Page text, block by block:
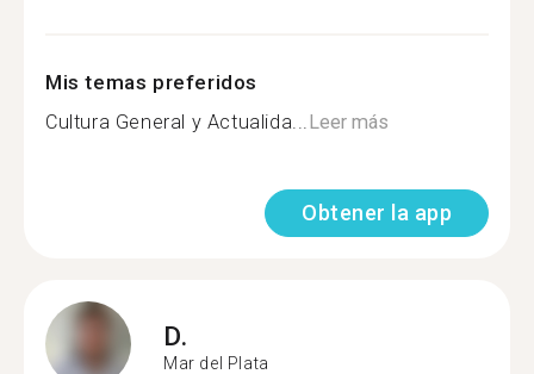
Mis temas preferidos
Cultura General y Actualida...Leer más
Obtener la app
D.
Mar del Plata